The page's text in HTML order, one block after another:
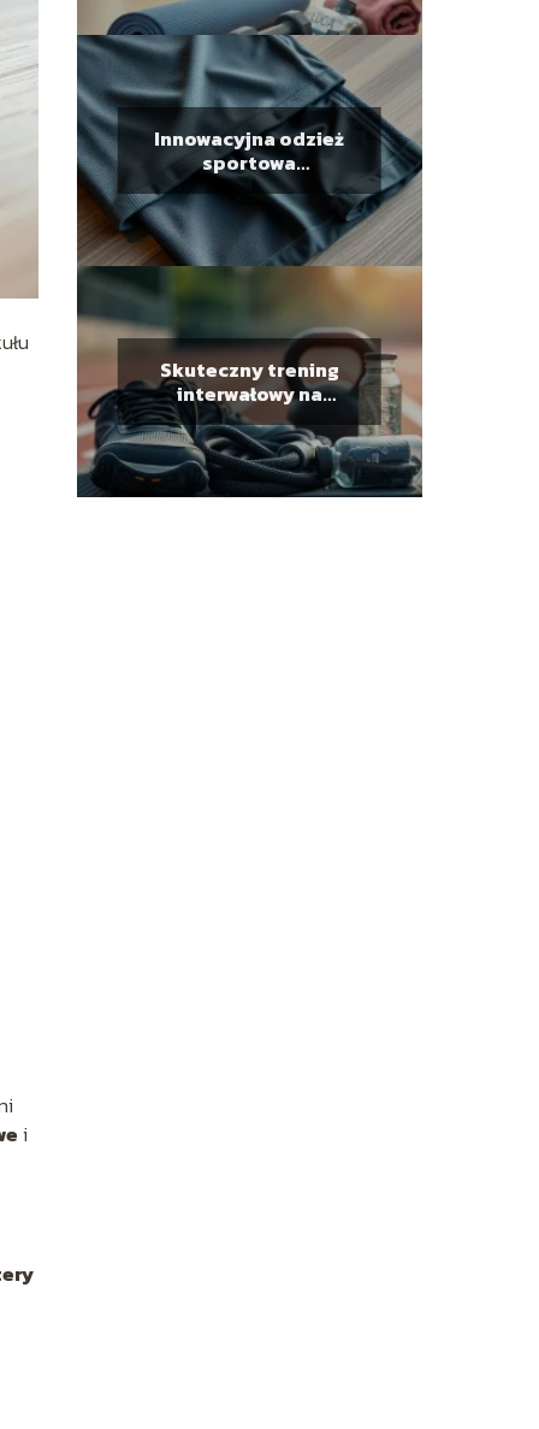
i
Innowacyjna odzież
sportowa
odprowadzająca
wilgoć i ciepło: jak
działa?
Skuteczny trening
interwałowy na
spalanie tkanki
tłuszczowej